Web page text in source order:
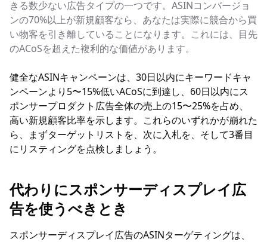
きる数少ない広告タイプの一つです。ASINコンバージョ
ンの70%以上が新規顧客なら、あなたは実際に競合から買
い物客を引き離していることになります。これには、目先
のACoSを超えた複利的な価値があります。
健全なASINキャンペーンは、30日以内にキーワードキャ
ンペーンより5〜15%低いACoSに到達し、60日以内にス
ポンサープロダクト広告全体の売上の15〜25%を占め、
高い新規顧客比率を示します。これらのいずれかが崩れた
ら、まずターゲットリストを、次に入札を、そして3番目
にリスティングを点検しましょう。
代わりにスポンサーディスプレイ広
告を使うべきとき
スポンサーディスプレイ広告のASINターゲティングは、